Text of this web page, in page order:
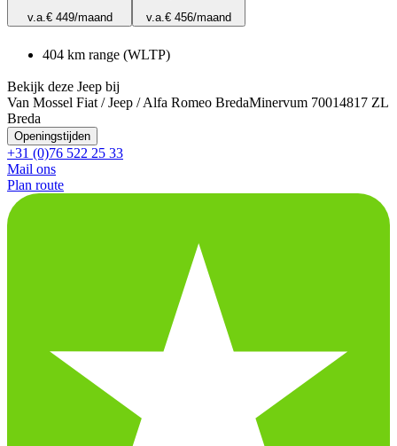
v.a.€ 449/maand
v.a.€ 456/maand
404 km range (WLTP)
Bekijk deze Jeep bij
Van Mossel Fiat / Jeep / Alfa Romeo BredaMinervum 70014817 ZL
Breda
Openingstijden
+31 (0)76 522 25 33
Mail ons
Plan route